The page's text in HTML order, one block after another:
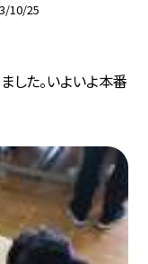
10/25
した。いよいよ本番